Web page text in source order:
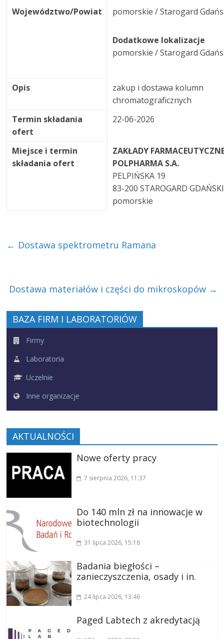
Województwo/Powiat pomorskie / Starogard
Dodatkowe lokalizacje
pomorskie / Starogard
Opis
zakup i dostawa kolumn
chromatograficznych
Termin składania
ofert
22-06-2026
Miejsce i termin
składania ofert
ZAKŁADY
POLPHARMA S.A.
PELPIŃSKA 19
83-200 STAROGARD GDAŃSKI
pomorskie
← Dostawa spektrometru Ramana
Dostawa materiałów i części do mikroskopów →
BAZA FIRM I LABORATORIÓW
Firmy
Laboratoria
Uczelnie
Inne organizacje
AKTUALNOŚCI
Nowe oferty pracy
7 sierpnia 2026, 11:37
Do 140 mln zł na innowacje w
biotechnologii
31 lipca 2026, 15:18
Badania biegłości –
zanieczyszczenia, osady i in.
24 lipca 2026, 13:46
Paged Labtech z akredytacją